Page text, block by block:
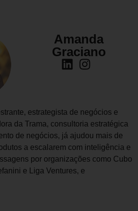
Amanda
Graciano
estrategista de negócios e
da Trama, consultoria estratégica
de negócios, já ajudou mais de
a escalarem com inteligência e
por organizações como Cubo
e Liga Ventures, e